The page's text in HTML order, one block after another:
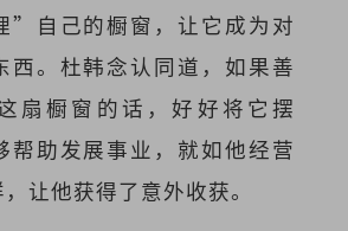
”自己的橱窗，让它成为对
西。杜韩念认同道，如果善
扇橱窗的话，好好将它摆
帮助发展事业，就如他经营
让他获得了意外收获。